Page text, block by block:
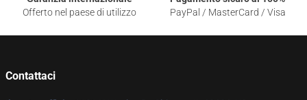
Offerto nel paese di utilizzo
PayPal / MasterCard / Visa
Contattaci